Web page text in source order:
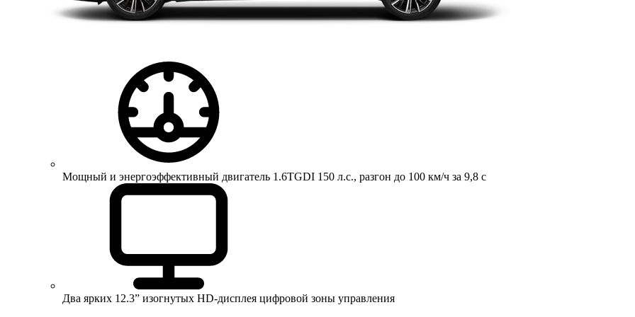
Мощный и энергоэффективный двигатель 1.6TGDI 150 л.с., разгон до 100 км/ч за 9,8 с
Два ярких 12.3” изогнутых HD-дисплея цифровой зоны управления